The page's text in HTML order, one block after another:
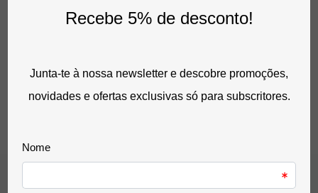
Comprar
300 Páginas
11,57 € com IVA